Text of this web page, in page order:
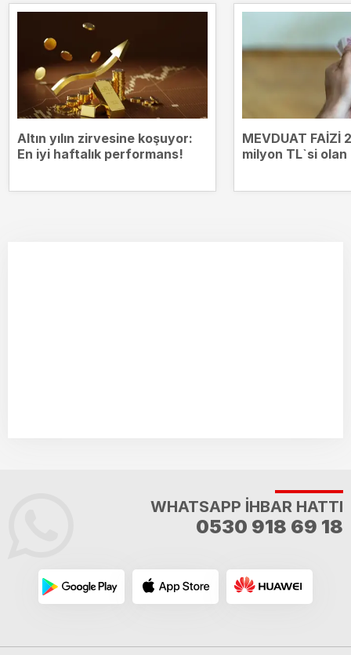
Altın yılın zirvesine koşuyor:
En iyi haftalık performans!
MEVDUAT FAİZİ
milyon TL`si
WHATSAPP İHBAR HATTI
0530 918 69 18